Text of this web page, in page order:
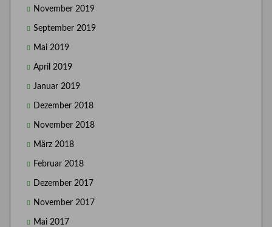
November 2019
September 2019
Mai 2019
April 2019
Januar 2019
Dezember 2018
November 2018
März 2018
Februar 2018
Dezember 2017
November 2017
Mai 2017